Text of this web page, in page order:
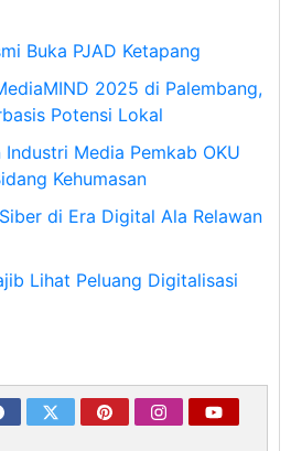
Buka PJAD Ketapang
2025 di Palembang,
Potensi Lokal
Media Pemkab OKU
Kehumasan
di Era Digital Ala Relawan
Lihat Peluang Digitalisasi